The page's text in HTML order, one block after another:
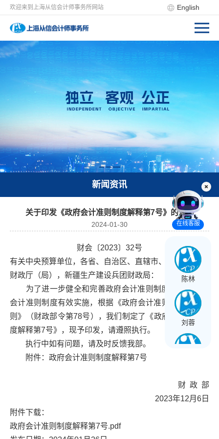
欢迎来到上海从信会计师事务所网站 English
新闻资讯
关于印发《政府会计准则制度解释第7号》的通知
2024-01-30
财会〔2023〕32号
有关中央预算单位，各省、自治区、直辖市、计划单列市
财政厅（局），新疆生产建设兵团财政局：
为了进一步健全和完善政府会计准则制度，确保政府
会计准则制度有效实施，根据《政府会计准则——基本准
则》（财政部令第78号），我们制定了《政府会计准则制
度解释第7号》，现予印发，请遵照执行。
执行中如有问题，请及时反馈我部。
附件：政府会计准则制度解释第7号
财 政 部
2023年12月6日
附件下载：
政府会计准则制度解释第7号.pdf
在线客服
陈林
刘蓉